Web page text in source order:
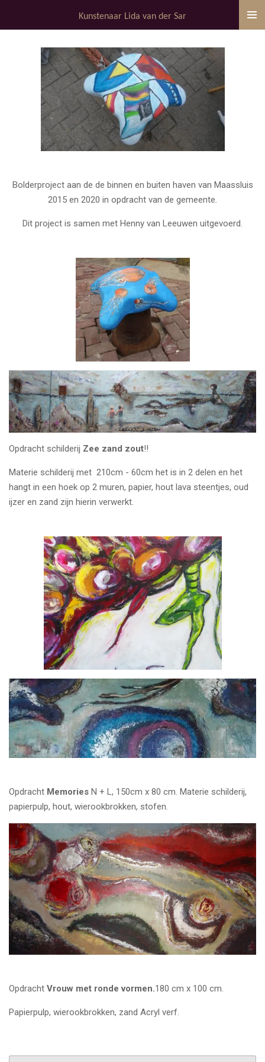
direct
hoofdinhoud
Kunstenaar Lida van der Sar
Bolderproject aan de de binnen en buiten haven van Maassluis
2015 en 2020 in opdracht van de gemeente.
Dit project is samen met Henny van Leeuwen uitgevoerd.
Opdracht schilderij Zee zand zout!!
Materie schilderij met 210cm - 60cm het is in 2 delen en het
hangt in een hoek op 2 muren, papier, hout lava steentjes, oud
ijzer en zand zijn hierin verwerkt.
Opdracht Memories N + L, 150cm x 80 cm. Materie schilderij,
papierpulp, hout, wierookbrokken, stofen.
Opdracht Vrouw met ronde vormen.180 cm x 100 cm.
Papierpulp, wierookbrokken, zand Acryl verf.